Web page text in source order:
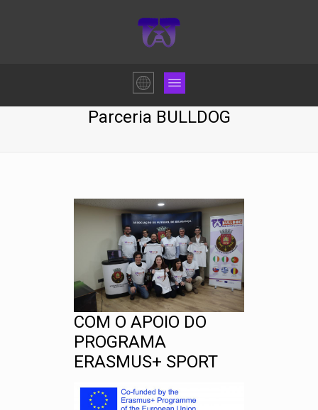
Parceria BULLDOG
COM O APOIO DO
PROGRAMA
ERASMUS+ SPORT